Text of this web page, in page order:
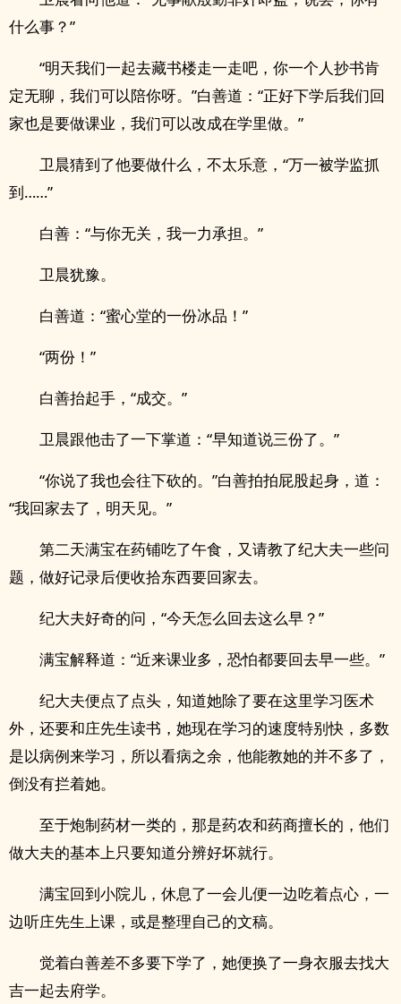
什么事？”
“明天我们一起去藏书楼走一走吧，你一个人抄书肯
定无聊，我们可以陪你呀。”白善道：“正好下学后我们回
家也是要做课业，我们可以改成在学里做。”
卫晨猜到了他要做什么，不太乐意，“万一被学监抓
到……”
白善：“与你无关，我一力承担。”
卫晨犹豫。
白善道：“蜜心堂的一份冰品！”
“两份！”
白善抬起手，“成交。”
卫晨跟他击了一下掌道：“早知道说三份了。”
“你说了我也会往下砍的。”白善拍拍屁股起身，道：
“我回家去了，明天见。”
第二天满宝在药铺吃了午食，又请教了纪大夫一些问
题，做好记录后便收拾东西要回家去。
纪大夫好奇的问，“今天怎么回去这么早？”
满宝解释道：“近来课业多，恐怕都要回去早一些。”
纪大夫便点了点头，知道她除了要在这里学习医术
外，还要和庄先生读书，她现在学习的速度特别快，多数
是以病例来学习，所以看病之余，他能教她的并不多了，
倒没有拦着她。
至于炮制药材一类的，那是药农和药商擅长的，他们
做大夫的基本上只要知道分辨好坏就行。
满宝回到小院儿，休息了一会儿便一边吃着点心，一
边听庄先生上课，或是整理自己的文稿。
觉着白善差不多要下学了，她便换了一身衣服去找大
吉一起去府学。